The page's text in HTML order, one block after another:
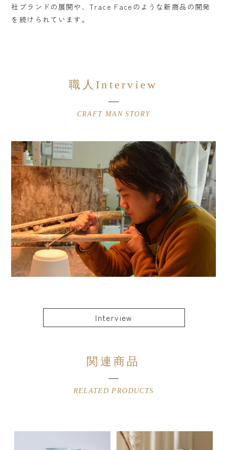
社ブランドの展開や、Trace Faceのような新商品の開発
を続けられています。
職人Interview
CRAFT MAN STORY
Interview
関連商品
RELATED PRODUCTS